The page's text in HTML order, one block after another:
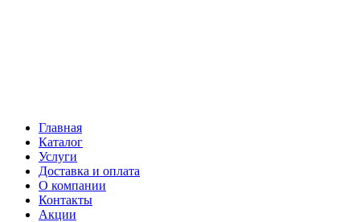
Главная
Каталог
Услуги
Доставка и оплата
О компании
Контакты
Акции